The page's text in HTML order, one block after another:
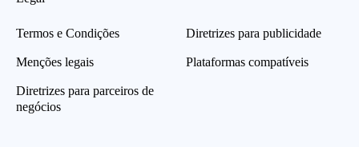
Termos e Condições
Menções legais
Diretrizes para parceiros de
negócios
Diretrizes para publicidade
Plataformas compatíveis